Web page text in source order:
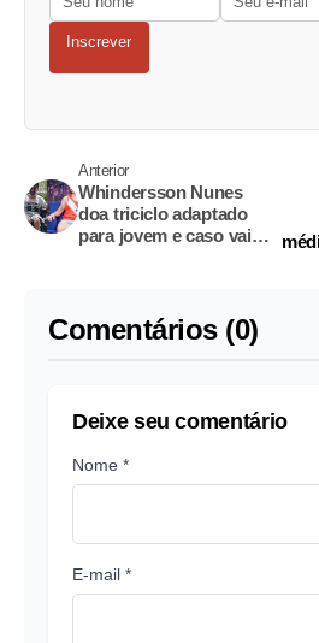
Inscrever
Anterior
Whindersson Nunes
doa triciclo adaptado
para jovem e caso vai
Comentários (0)
Deixe seu comentário
Nome *
E-mail *